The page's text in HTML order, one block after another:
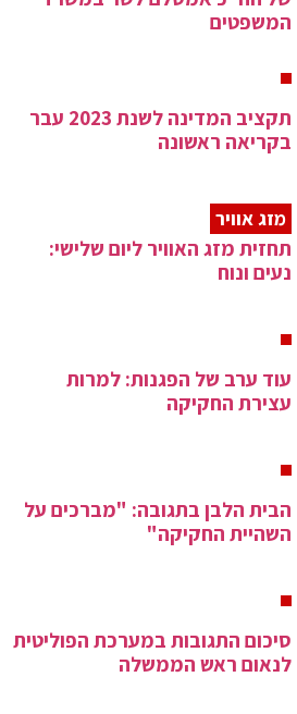
המשפטים
תקציב המדינה לשנת 2023 עבר
בקריאה ראשונה
מזג אוויר
תחזית מזג האוויר ליום שלישי:
נעים ונוח
עוד ערב של הפגנות: למרות
עצירת החקיקה
הבית הלבן בתגובה: "מברכים על
השהיית החקיקה"
סיכום התגובות במערכת הפוליטית
לנאום ראש הממשלה